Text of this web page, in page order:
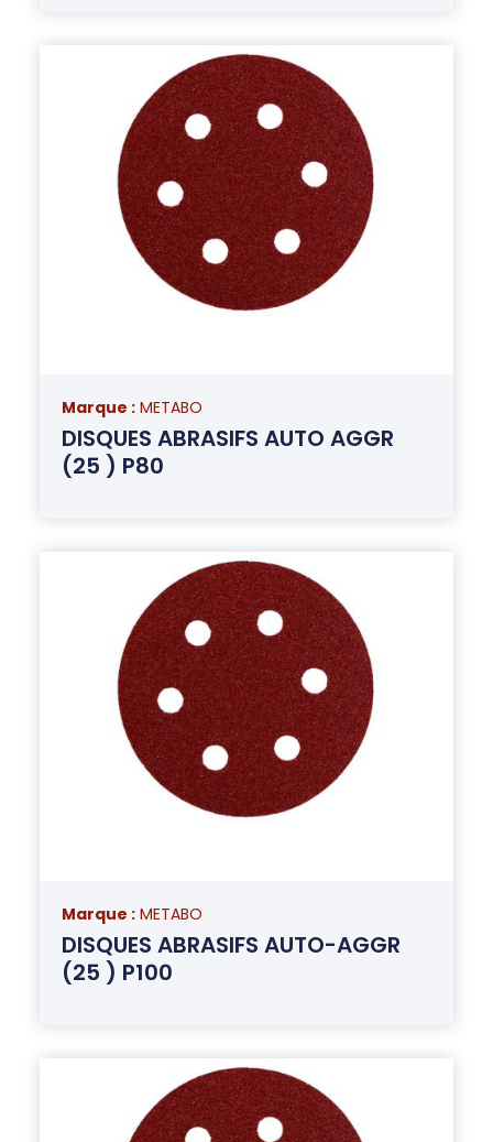
Marque : METABO
DISQUES ABRASIFS AUTO AGGR
(25 ) P80
Marque : METABO
DISQUES ABRASIFS AUTO-AGGR
(25 ) P100